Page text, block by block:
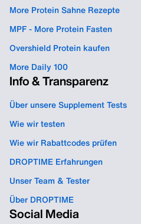
More Protein Sahne Rezepte
MPF - More Protein Fasten
Overshield Protein kaufen
More Daily 100
Info & Transparenz
Über unsere Supplement Tests
Wie wir testen
Wie wir Rabattcodes prüfen
DROPTIME Erfahrungen
Unser Team & Tester
Über DROPTIME
Social Media